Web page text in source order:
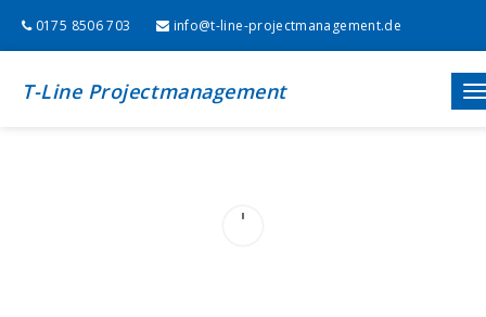
0175 8506 703 info@t-line-projectmanagement.de
T-Line Projectmanagement